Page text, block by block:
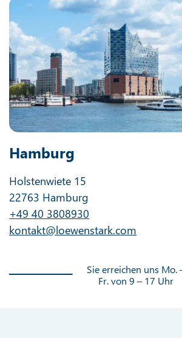
Hamburg
Holstenwiete 15
22763 Hamburg
+49 40 3808930
kontakt@loewenstark.com
Sie erreichen uns Mo.
Fr. von 9 – 17 Uhr